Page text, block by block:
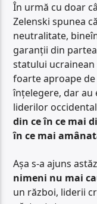
În urmă cu doar
Zelenski spunea
neutralitate,
garanții din
statului ucrainean
foarte aproape de
înțelegere, dar au
liderilor
din ce în ce mai
în ce mai
Așa s-a ajuns
nimeni nu mai
un război, liderii